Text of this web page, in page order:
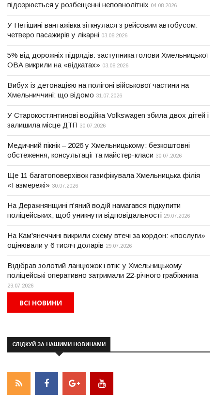
підозрюється у розбещенні неповнолітніх 04.08.2026
У Нетішині вантажівка зіткнулася з рейсовим автобусом:
четверо пасажирів у лікарні 03.08.2026
5% від дорожніх підрядів: заступника голови Хмельницької
ОВА викрили на «відкатах» 03.08.2026
Вибух із детонацією на полігоні військової частини на
Хмельниччині: що відомо 31.07.2026
У Старокостянтинові водійка Volkswagen збила двох дітей і
залишила місце ДТП 30.07.2026
Медичний пікнік – 2026 у Хмельницькому: безкоштовні
обстеження, консультації та майстер-класи 30.07.2026
Ще 11 багатоповерхівок газифікувала Хмельницька філія
«Газмережі» 30.07.2026
На Деражнянщині п'яний водій намагався підкупити
поліцейських, щоб уникнути відповідальності 29.07.2026
На Кам'янеччині викрили схему втечі за кордон: «послуги»
оцінювали у 6 тисяч доларів 29.07.2026
Відібрав золотий ланцюжок і втік: у Хмельницькому
поліцейські оперативно затримали 22-річного грабіжника
29.07.2026
ВСІ НОВИНИ
СЛІДКУЙ ЗА НАШИМИ НОВИНАМИ